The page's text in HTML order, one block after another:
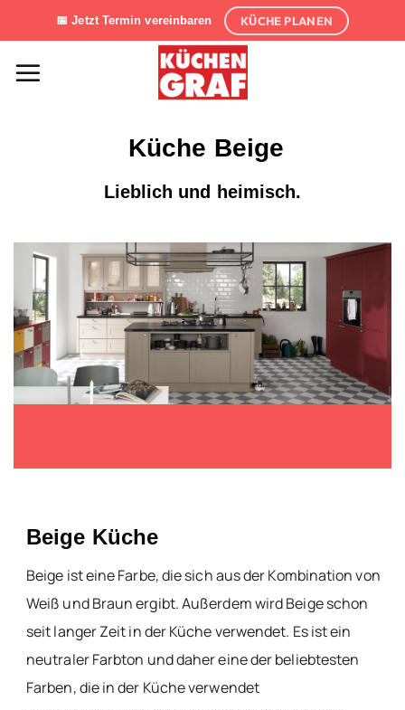
Inhalt
springen
📅 Jetzt Termin vereinbaren KÜCHE PLANEN
Küche Beige
Lieblich und heimisch.
Beige Küche
Beige ist eine Farbe, die sich aus der Kombination von
Weiß und Braun ergibt. Außerdem wird Beige schon
seit langer Zeit in der Küche verwendet. Es ist ein
neutraler Farbton und daher eine der beliebtesten
Farben, die in der Küche verwendet